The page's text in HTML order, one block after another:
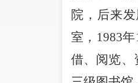
院，后来
室，1983
借、阅览、